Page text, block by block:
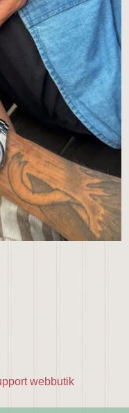
webbutik